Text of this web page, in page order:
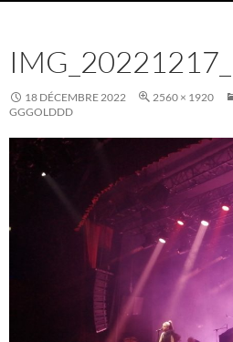
18 DÉCEMBRE 2022 2560 × 1920
GGGOLDDD